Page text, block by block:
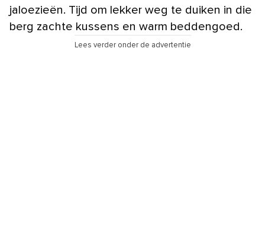
jaloezieën. Tijd om lekker weg te duiken in die
berg zachte kussens en warm beddengoed.
Lees verder onder de advertentie